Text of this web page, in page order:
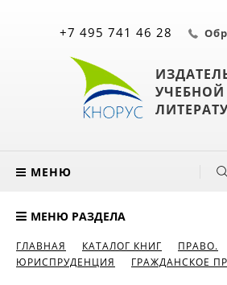
УЧЕБНОЙ
+7 495 741 46 28
МЕНЮ
МЕНЮ РАЗДЕЛА
ГЛАВНАЯ КАТАЛОГ КНИГ
ПРАВО.
ЮРИСПРУДЕНЦИЯ
ГРАЖДАНСКОЕ